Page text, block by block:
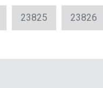
23825 23826